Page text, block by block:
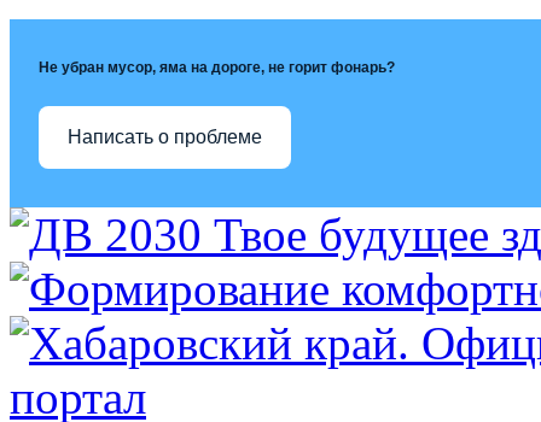
Не убран мусор, яма на дороге, не горит фонарь?
Написать о проблеме